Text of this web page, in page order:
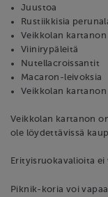
Juustoa
Rustiikkisia
Veikkolan
Viinirypäleitä
Nutellacroissantit
Macaron-leivoksia
Veikkolan
Veikkolan kartanon
ole löydettävissä
Erityisruokavalioita
Piknik-koria voi